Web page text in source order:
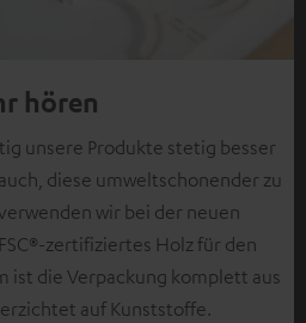
hören
unsere Produkte stetig besser
diese umweltschonender zu
wir bei der neuen
zertifiziertes Holz für den
ist die Verpackung komplett aus
auf Kunststoffe.